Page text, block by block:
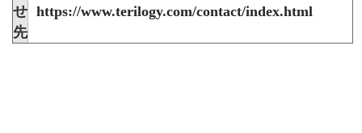
せ
先
https://www.terilogy.com/contact/index.html